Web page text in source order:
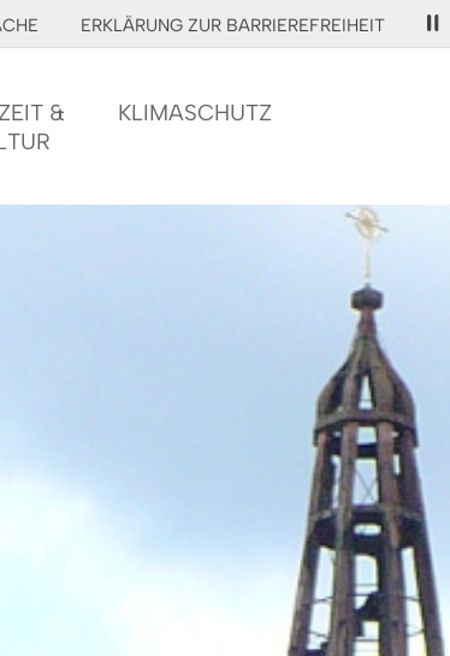
ERKLÄRUNG ZUR BARRIEREFREIHEIT
&
KLIMASCHUTZ